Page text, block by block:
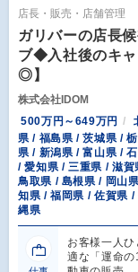
店長・販売・店舗管理
ガリバーの店長
ブ◆入社後のキ
◎】
株式会社IDOM
500万円～649万円
県 / 福島県 / 茨城県 /
県 / 新潟県 / 富山県 /
/ 愛知県 / 三重県 / 滋
鳥取県 / 島根県 / 岡山
知県 / 福岡県 / 佐賀県
縄県
お客様一人
適な「運命